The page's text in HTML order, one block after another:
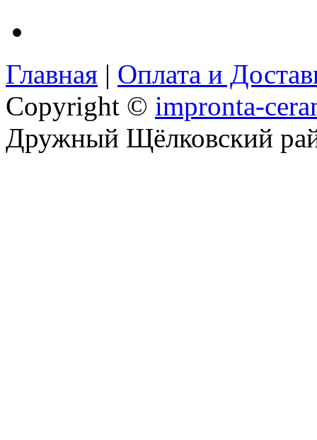
Главная | Оплата и
Copyright © impronta-
Дружный Щёлковский